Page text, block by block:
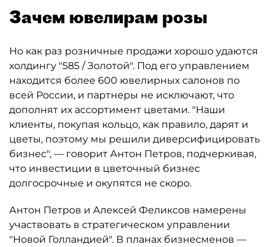
Зачем ювелирам розы
Но как раз розничные продажи хорошо удаются
холдингу "585 / Золотой". Под его управлением
находится более 600 ювелирных салонов по
всей России, и партнеры не исключают, что
дополнят их ассортимент цветами. "Наши
клиенты, покупая кольцо, как правило, дарят и
цветы, поэтому мы решили диверсифицировать
бизнес", — говорит Антон Петров, подчеркивая,
что инвестиции в цветочный бизнес
долгосрочные и окупятся не скоро.
Антон Петров и Алексей Феликсов намерены
участвовать в стратегическом управлении
"Новой Голландией". В планах бизнесменов —